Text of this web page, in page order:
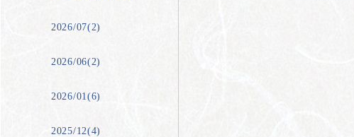
2026/07(2)
2026/06(2)
2026/01(6)
2025/12(4)